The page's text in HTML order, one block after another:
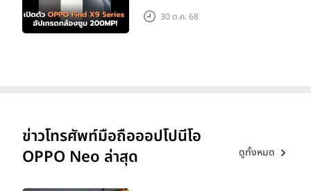
เกรดกล้องซูม 200MP!
30 ต.ค. 68
ข่าวโทรศัพท์มือถือออปโปนีโอ
OPPO Neo ล่าสุด
ดูทั้งหมด